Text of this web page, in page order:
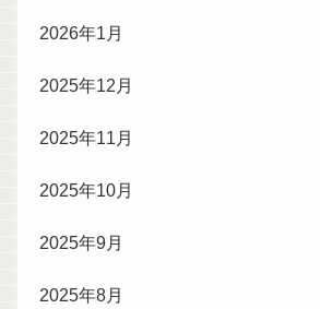
2026年1月
2025年12月
2025年11月
2025年10月
2025年9月
2025年8月